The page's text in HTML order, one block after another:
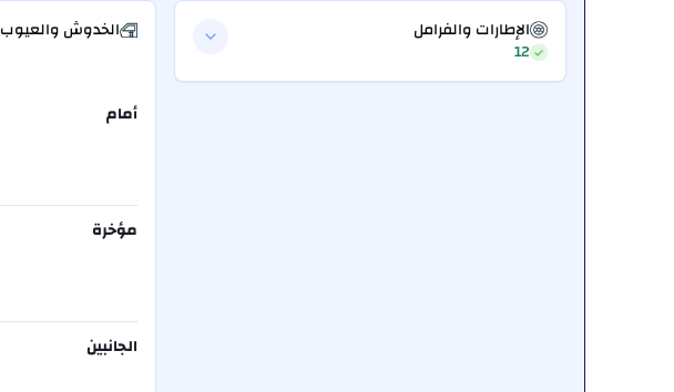
الإطارات والفرامل
12
الخدوش والعيوب
أمام
مؤخرة
الجانبين